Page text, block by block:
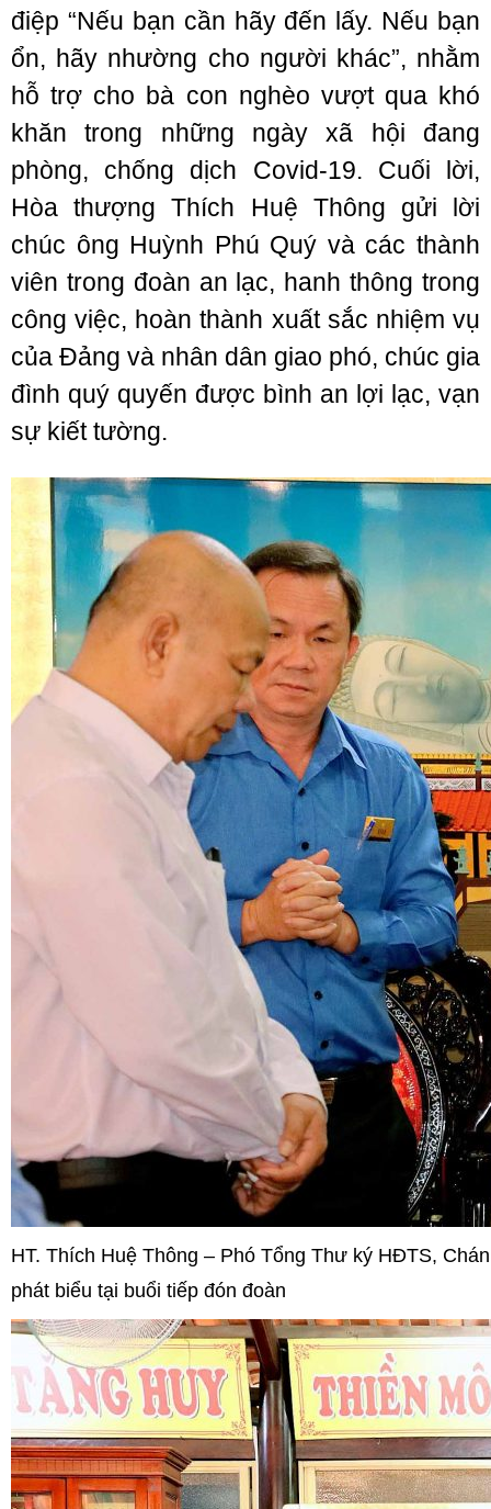
điệp “Nếu bạn cần hãy đến lấy. Nếu bạn
ổn, hãy nhường cho người khác”, nhằm
hỗ trợ cho bà con nghèo vượt qua khó
khăn trong những ngày xã hội đang
phòng, chống dịch Covid-19. Cuối lời,
Hòa thượng Thích Huệ Thông gửi lời
chúc ông Huỳnh Phú Quý và các thành
viên trong đoàn an lạc, hanh thông trong
công việc, hoàn thành xuất sắc nhiệm vụ
của Đảng và nhân dân giao phó, chúc gia
đình quý quyến được bình an lợi lạc, vạn
sự kiết tường.
HT. Thích Huệ Thông – Phó Tổng Thư ký HĐTS,
phát biểu tại buổi tiếp đón đoàn